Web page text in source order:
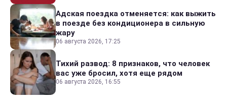
Адская поездка отменяется: как выжить
в поезде без кондиционера в сильную
жару
06 августа 2026, 17:25
Тихий развод: 8 признаков, что человек
вас уже бросил, хотя еще рядом
06 августа 2026, 16:55